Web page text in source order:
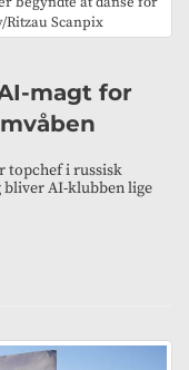
Ritzau Scanpix
magt for
topchef i russisk
bliver AI-klubben lige